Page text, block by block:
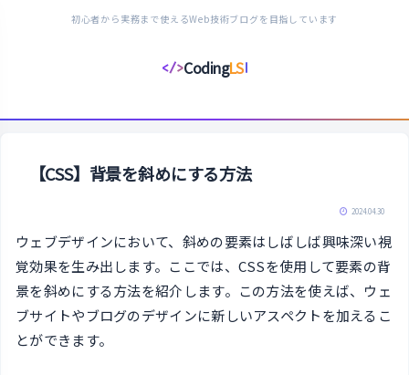
初心者から実務まで使えるWeb技術ブログを目指しています
</>CodingLS
コ
デ
ン
イ
フ
ス
イ
【CSS】背景を斜めにする方法
2024.04.30
ウェブデザインにおいて、斜めの要素はしばしば興味深い視
覚効果を生み出します。ここでは、CSSを使用して要素の背
景を斜めにする方法を紹介します。この方法を使えば、ウェ
ブサイトやブログのデザインに新しいアスペクトを加えるこ
とができます。